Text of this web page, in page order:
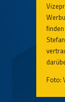
Foto: